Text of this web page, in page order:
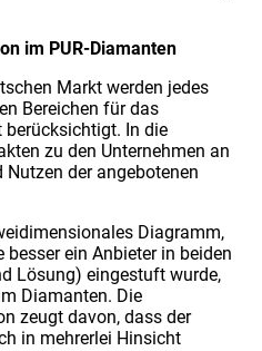
im PUR-Diamanten
Markt werden jedes
Bereichen für das
berücksichtigt. In die
zu den Unternehmen an
der angebotenen
Diagramm,
ein Anbieter in beiden
Lösung) eingestuft wurde,
Diamanten. Die
zeugt davon, dass der
in mehrerlei Hinsicht